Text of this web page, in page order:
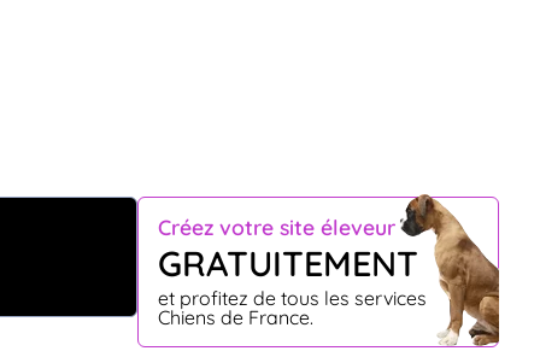
Créez votre site éleveur
GRATUITEMENT
et profitez de tous les services
Chiens de France.